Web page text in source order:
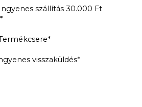
szállítás 30.000 Ft
visszaküldés*